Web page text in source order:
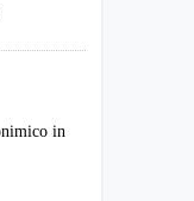
in